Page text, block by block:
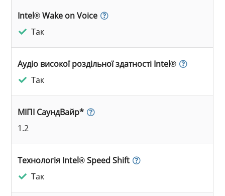
Intel® Wake on Voice
Так
Аудіо високої роздільної здатності Intel®
Так
МІПІ СаундВайр*
1.2
Технологія Intel® Speed Shift
Так